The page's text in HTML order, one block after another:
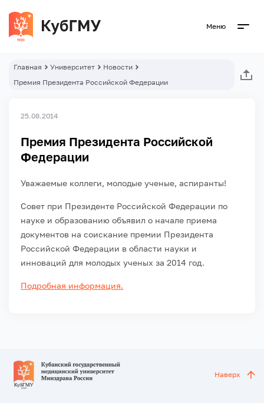
Меню
Главная Университет
Новости
Премия Президента Российской Федерации
25.08.2014
Премия Президента Российской
Федерации
Уважаемые коллеги, молодые ученые, аспиранты!
Совет при Президенте Российской Федерации по
науке и образованию объявил о начале приема
документов на соискание премии Президента
Российской Федерации в области науки и
инноваций для молодых ученых за 2014 год.
Подробная информация.
Наверх